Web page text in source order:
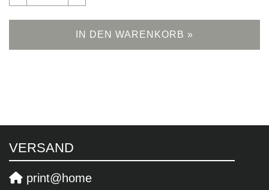
IN DEN WARENKORB »
VERSAND
print@home